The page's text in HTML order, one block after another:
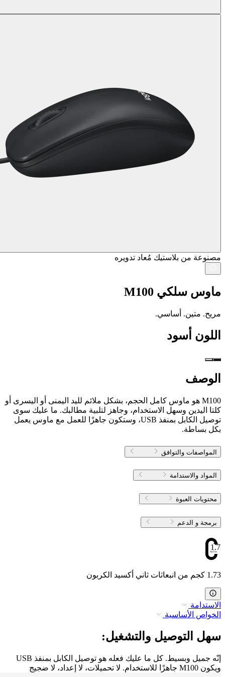
مصنوعة من بلاستيك مُعاد تدويره
ماوس سلكي M100
مريح. متين. أساسي.
اللون أسود
الوصف
M100 هو ماوس كامل الحجم، بشكل ملائم لليد اليمنى أو اليسرى أو
كلتا اليدين وسهل الاستخدام، وجاهز لتلبية مطالبك. ما عليك سوى
توصيل الكابل بمنفذ USB، وستكون جاهزًا للعمل مع ماوس يعمل
بكل بساطة.
المواصفات والتوافق
المواد والاستدامة
محتويات العبوة
برمجة و الدعم
1.73
1.73 كجم من انبعاثات ثاني أكسيد الكربون
الاستدامة
الخواص الأساسية
سهل التوصيل والتشغيل:
إنّه جميل وبسيط. كل ما عليك فعله هو توصيل الكابل بمنفذ USB
ويكون M100 جاهزًا للاستخدام. لا تحميلات، لا إعداد، لا ضجيج